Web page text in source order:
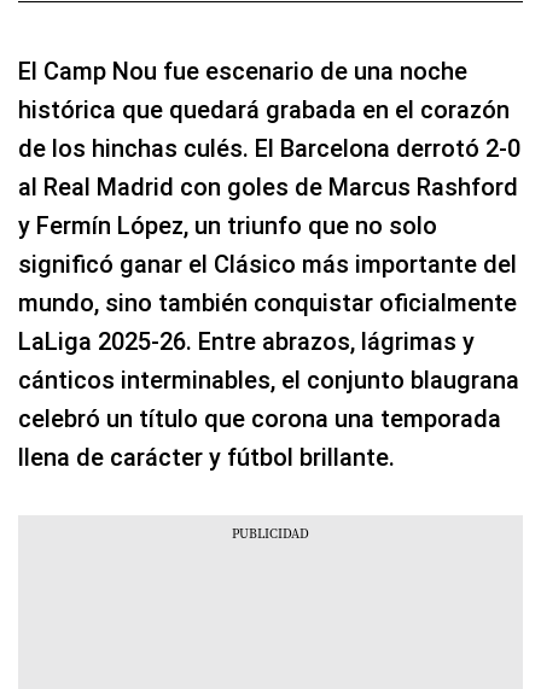
El Camp Nou fue escenario de una noche
histórica que quedará grabada en el corazón
de los hinchas culés. El Barcelona derrotó 2-0
al Real Madrid con goles de Marcus Rashford
y Fermín López, un triunfo que no solo
significó ganar el Clásico más importante del
mundo, sino también conquistar oficialmente
LaLiga 2025-26. Entre abrazos, lágrimas y
cánticos interminables, el conjunto blaugrana
celebró un título que corona una temporada
llena de carácter y fútbol brillante.